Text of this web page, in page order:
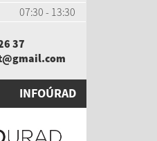
07:30 - 13:30
37
INFOÚRAD